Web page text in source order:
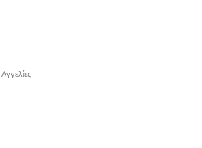
Αγγελίες